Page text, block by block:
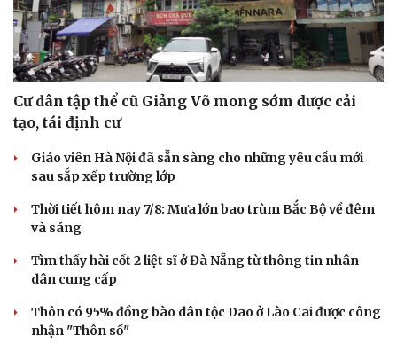
Cư dân tập thể cũ Giảng Võ mong sớm được cải
tạo, tái định cư
Giáo viên Hà Nội đã sẵn sàng cho những yêu cầu mới
sau sắp xếp trường lớp
Thời tiết hôm nay 7/8: Mưa lớn bao trùm Bắc Bộ về đêm
và sáng
Tìm thấy hài cốt 2 liệt sĩ ở Đà Nẵng từ thông tin nhân
dân cung cấp
Thôn có 95% đồng bào dân tộc Dao ở Lào Cai được công
nhận "Thôn số"